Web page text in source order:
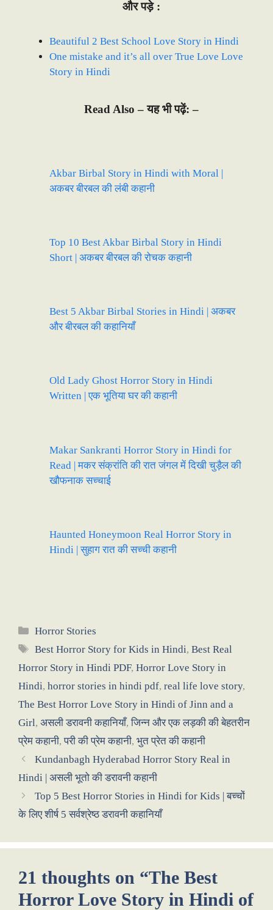
और पड़े :
Beautiful 2 Best School Love Story in Hindi
One mistake and it’s all over True Love Love
Story in Hindi
Read Also –यह भी पढ़ें: –
Akbar Birbal Story in Hindi with Moral |
अकबर बीरबल की लंबी कहानी
Top 10 Best Akbar Birbal Story in Hindi
Short | अकबर बीरबल की रोचक कहानी
Best 5 Akbar Birbal Stories in Hindi | अकबर
और बीरबल की कहानियाँ
Old Lady Ghost Horror Story in Hindi
Written | एक भूतिया घर की कहानी
Makar Sankranti Horror Story in Hindi for
Read | मकर संक्रांति की रात जंगल में दिखी चुड़ैल की
खौफनाक सच्चाई
Haunted Honeymoon Real Horror Story in
Hindi | सुहाग रात की सच्ची कहानी
Categories
Horror Stories
Tags
Best Horror Story for Kids in Hindi,Best Real
Horror Story in Hindi PDF, Horror Love Story in
Hindi, horror stories in hindi pdf, real life love story,
The Best Horror Love Story in Hindi of Jinn and a
Girl, असली डरावनी कहानियाँ,जिन्न और एक लड़की की बेहतरीन
प्रेम कहानी,परी की प्रेम कहानी, भुत प्रेत की कहानी
Kundanbagh Hyderabad Horror Story Real in
Hindi | असली भूतो की डरावनी कहानी
Top 5 Best Horror Stories in Hindi for Kids | बच्चों
के लिए शीर्ष 5 सर्वश्रेष्ठ डरावनी कहानियाँ
21 thoughts on “The Best
Horror Love Story in Hindi of